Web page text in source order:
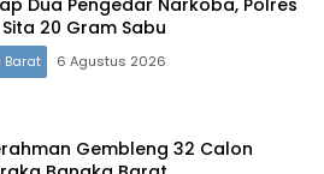
20 Gram Sabu
Barat 6 Agustus 2026
Gembleng 32 Calon